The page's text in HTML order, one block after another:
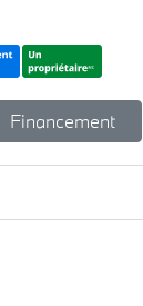
Financement